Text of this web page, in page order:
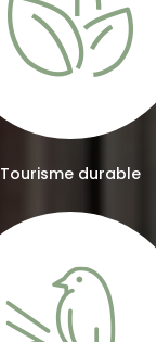
Tourisme durable